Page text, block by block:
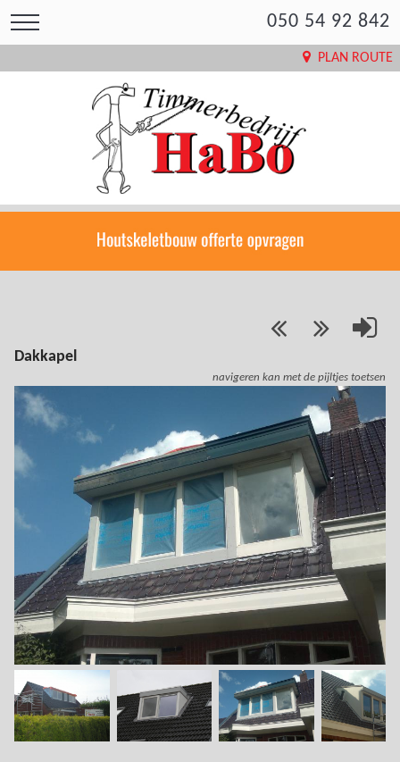
050 54 92 842
PLAN ROUTE
Dakkapel
navigeren kan met de pijltjes toetsen